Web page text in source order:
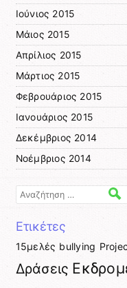
Ιούνιος 2015
Μάιος 2015
Απρίλιος 2015
Μάρτιος 2015
Φεβρουάριος 2015
Ιανουάριος 2015
Δεκέμβριος 2014
Νοέμβριος 2014
Αναζήτηση
Ετικέτες
15μελές bullying
Δράσεις